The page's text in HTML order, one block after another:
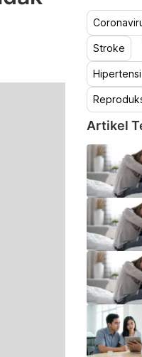
Stroke
Hipertensi
Artikel